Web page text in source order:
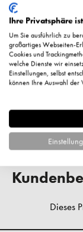
Stearalkonium
Propylene
Palmitate, [(+/-
Silica, Tin
42090, Ci
77266, Ci
Ihre Privatsphäre
Um Sie ausführlich zu
großartiges Webseiten-
Cookies und
welche Dienste wir
Einstellungen, selbst
können Ihre Auswahl der